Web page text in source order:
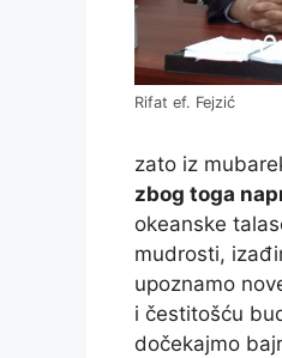
Rifat ef. Fejzić
zato iz
zbog toga
okeanske
mudrosti,
upoznamo
i čestitošću
dočekajmo